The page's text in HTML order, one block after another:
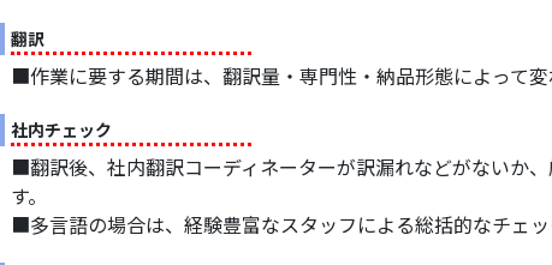
翻訳
■作業に要する期間は、翻訳量・専門性・納品形態によって変
社内チェック
■翻訳後、社内翻訳コーディネーターが訳漏れなどがないか
す。
■多言語の場合は、経験豊富なスタッフによる総括的なチェッ